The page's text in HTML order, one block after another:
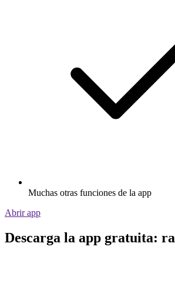
Muchas otras funciones de la app
Abrir app
Descarga la app gratuita: